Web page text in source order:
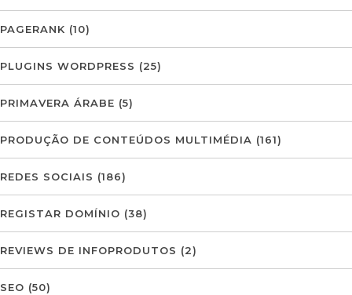
PAGERANK (10)
PLUGINS WORDPRESS (25)
PRIMAVERA ÁRABE (5)
PRODUÇÃO DE CONTEÚDOS MULTIMÉDIA (161)
REDES SOCIAIS (186)
REGISTAR DOMÍNIO (38)
REVIEWS DE INFOPRODUTOS (2)
SEO (50)